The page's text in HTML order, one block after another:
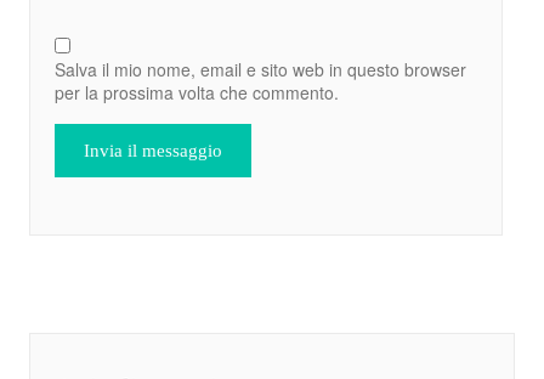
Salva il mio nome, email e sito web in questo browser
per la prossima volta che commento.